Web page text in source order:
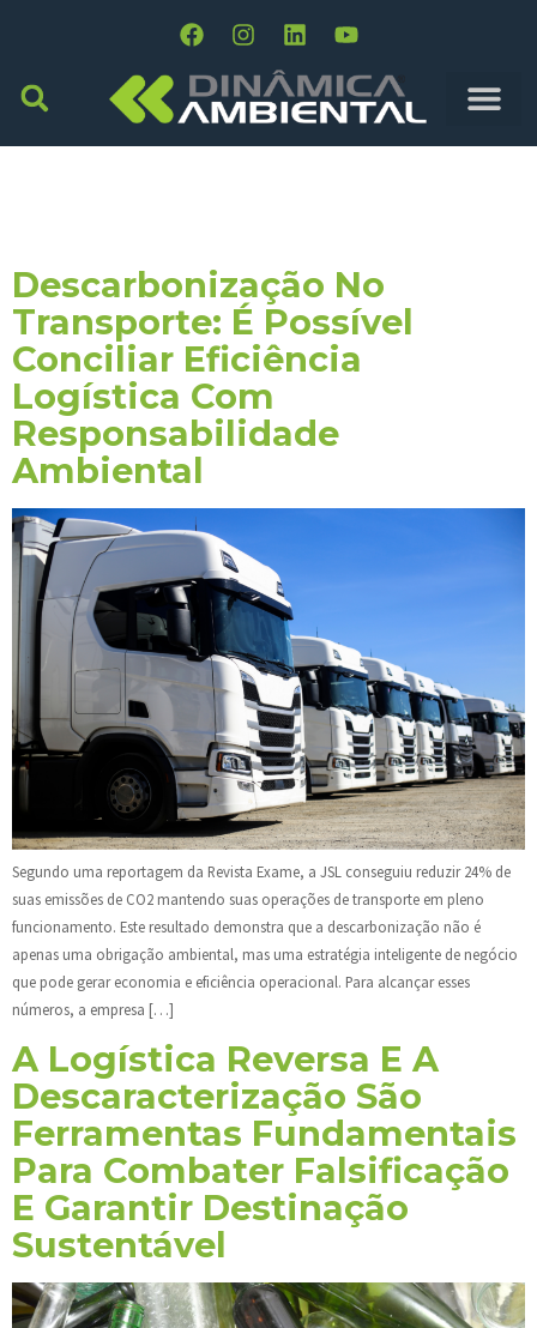
Descarbonização No
Transporte: É Possível
Conciliar Eficiência
Logística Com
Responsabilidade
Ambiental
Segundo uma reportagem da Revista Exame, a JSL conseguiu reduzir 24% de
suas emissões de CO2 mantendo suas operações de transporte em pleno
funcionamento. Este resultado demonstra que a descarbonização não é
apenas uma obrigação ambiental, mas uma estratégia inteligente de negócio
que pode gerar economia e eficiência operacional. Para alcançar esses
números, a empresa […]
A Logística Reversa E A
Descaracterização São
Ferramentas Fundamentais
Para Combater Falsificação
E Garantir Destinação
Sustentável